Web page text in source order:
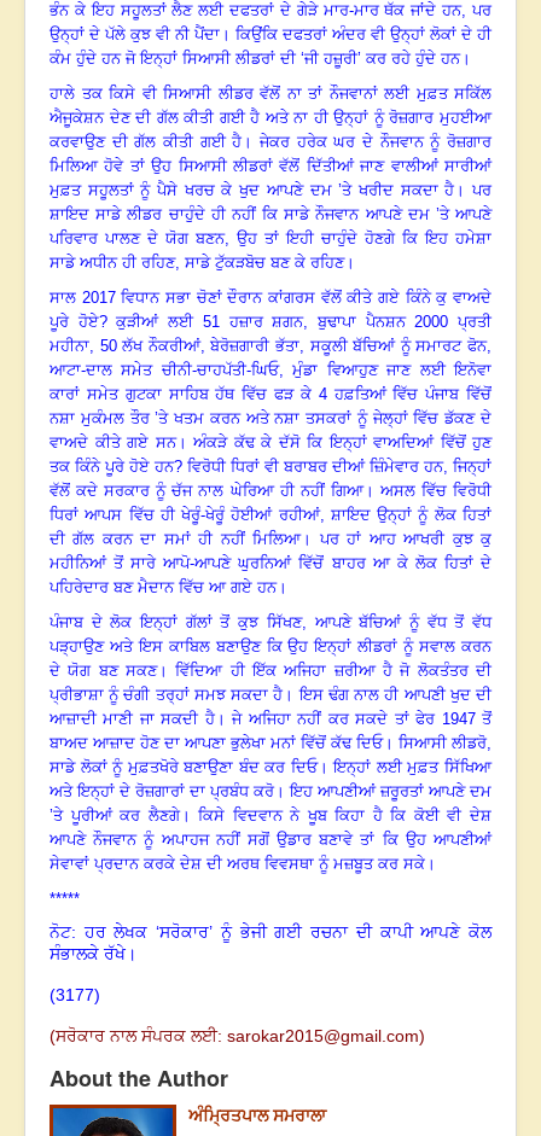
ਭੰਨ ਕੇ ਇਹ ਸਹੂਲਤਾਂ ਲੈਣ ਲਈ ਦਫਤਰਾਂ ਦੇ ਗੇੜੇ ਮਾਰ-ਮਾਰ ਥੱਕ ਜਾਂਦੇ ਹਨ,ਪਰ
ਉਨ੍ਹਾਂ ਦੇ ਪੱਲੇ ਕੁਝ ਵੀ ਨੀ ਪੈਂਦਾ। ਕਿਉਂਕਿ ਦਫਤਰਾਂ ਅੰਦਰ ਵੀ ਉਨ੍ਹਾਂ ਲੋਕਾਂ ਦੇ ਹੀ
ਕੰਮ ਹੁੰਦੇ ਹਨ ਜੋ ਇਨ੍ਹਾਂ ਸਿਆਸੀ ਲੀਡਰਾਂ ਦੀ ‘ਜੀ ਹਜ਼ੂਰੀ’ ਕਰ ਰਹੇ ਹੁੰਦੇ ਹਨ।
ਹਾਲੇ ਤਕ ਕਿਸੇ ਵੀ ਸਿਆਸੀ ਲੀਡਰ ਵੱਲੋਂ ਨਾ ਤਾਂ ਨੌਜਵਾਨਾਂ ਲਈ ਮੁਫ਼ਤ ਸਕਿੱਲ
ਐਜੂਕੇਸ਼ਨ ਦੇਣ ਦੀ ਗੱਲ ਕੀਤੀ ਗਈ ਹੈ ਅਤੇ ਨਾ ਹੀ ਉਨ੍ਹਾਂ ਨੂੰ ਰੋਜ਼ਗਾਰ ਮੁਹਈਆ
ਕਰਵਾਉਣ ਦੀ ਗੱਲ ਕੀਤੀ ਗਈ ਹੈ ।ਜੇਕਰ ਹਰੇਕ ਘਰ ਦੇ ਨੌਜਵਾਨ ਨੂੰ ਰੋਜ਼ਗਾਰ
ਮਿਲਿਆ ਹੋਵੇ ਤਾਂ ਉਹ ਸਿਆਸੀ ਲੀਡਰਾਂ ਵੱਲੋਂ ਦਿੱਤੀਆਂ ਜਾਣ ਵਾਲੀਆਂ ਸਾਰੀਆਂ
ਮੁਫ਼ਤ ਸਹੂਲਤਾਂ ਨੂੰ ਪੈਸੇ ਖਰਚ ਕੇ ਖੁਦ ਆਪਣੇ ਦਮ ’ਤੇ ਖਰੀਦ ਸਕਦਾ ਹੈ ।ਪਰ
ਸ਼ਾਇਦ ਸਾਡੇ ਲੀਡਰ ਚਾਹੁੰਦੇ ਹੀ ਨਹੀਂ ਕਿ ਸਾਡੇ ਨੌਜਵਾਨ ਆਪਣੇ ਦਮ ’ਤੇ ਆਪਣੇ
ਪਰਿਵਾਰ ਪਾਲਣ ਦੇ ਯੋਗ ਬਣਨ, ਉਹ ਤਾਂ ਇਹੀ ਚਾਹੁੰਦੇ ਹੋਣਗੇ ਕਿ ਇਹ ਹਮੇਸ਼ਾ
ਸਾਡੇ ਅਧੀਨ ਹੀ ਰਹਿਣ, ਸਾਡੇ ਟੁੱਕੜਬੋਚ ਬਣ ਕੇ ਰਹਿਣ।
ਸਾਲ 2017ਵਿਧਾਨ ਸਭਾ ਚੋਣਾਂ ਦੌਰਾਨ ਕਾਂਗਰਸ ਵੱਲੋਂ ਕੀਤੇ ਗਏ ਕਿੰਨੇ ਕੁ ਵਾਅਦੇ
ਪੂਰੇ ਹੋਏ?ਕੁੜੀਆਂ ਲਈ 51ਹਜ਼ਾਰ ਸ਼ਗਨ, ਬੁਢਾਪਾ ਪੈਨਸ਼ਨ2000 ਪ੍ਰਤੀ
ਮਹੀਨਾ, 50ਲੱਖ ਨੌਕਰੀਆਂ,ਬੇਰੋਜ਼ਗਾਰੀ ਭੱਤਾ, ਸਕੂਲੀ ਬੱਚਿਆਂ ਨੂੰ ਸਮਾਰਟ ਫੋਨ,
ਆਟਾ-ਦਾਲ ਸਮੇਤ ਚੀਨੀ-ਚਾਹਪੱਤੀ-ਘਿਓ,ਮੁੰਡਾ ਵਿਆਹੁਣ ਜਾਣ ਲਈ ਇਨੋਵਾ
ਕਾਰਾਂ ਸਮੇਤ ਗੁਟਕਾ ਸਾਹਿਬ ਹੱਥ ਵਿੱਚ ਫੜ ਕੇ 4ਹਫ਼ਤਿਆਂ ਵਿੱਚ ਪੰਜਾਬ ਵਿੱਚੋਂ
ਨਸ਼ਾ ਮੁਕੰਮਲ ਤੌਰ ’ਤੇ ਖਤਮ ਕਰਨ ਅਤੇ ਨਸ਼ਾ ਤਸਕਰਾਂ ਨੂੰ ਜੇਲ੍ਹਾਂ ਵਿੱਚ ਡੱਕਣ ਦੇ
ਵਾਅਦੇ ਕੀਤੇ ਗਏ ਸਨ। ਅੰਕੜੇ ਕੱਢ ਕੇ ਦੱਸੋ ਕਿ ਇਨ੍ਹਾਂ ਵਾਅਦਿਆਂ ਵਿੱਚੋਂ ਹੁਣ
ਤਕ ਕਿੰਨੇ ਪੂਰੇ ਹੋਏ ਹਨ? ਵਿਰੋਧੀ ਧਿਰਾਂ ਵੀ ਬਰਾਬਰ ਦੀਆਂ ਜ਼ਿੰਮੇਵਾਰ ਹਨ, ਜਿਨ੍ਹਾਂ
ਵੱਲੋਂ ਕਦੇ ਸਰਕਾਰ ਨੂੰ ਚੱਜ ਨਾਲ ਘੇਰਿਆ ਹੀ ਨਹੀਂ ਗਿਆ। ਅਸਲ ਵਿੱਚ ਵਿਰੋਧੀ
ਧਿਰਾਂ ਆਪਸ ਵਿੱਚ ਹੀ ਖੇਰੂੰ-ਖੇਰੂੰ ਹੋਈਆਂ ਰਹੀਆਂ, ਸ਼ਾਇਦ ਉਨ੍ਹਾਂ ਨੂੰ ਲੋਕ ਹਿਤਾਂ
ਦੀ ਗੱਲ ਕਰਨ ਦਾ ਸਮਾਂ ਹੀ ਨਹੀਂ ਮਿਲਿਆ। ਪਰ ਹਾਂ ਆਹ ਆਖਰੀ ਕੁਝ ਕੁ
ਮਹੀਨਿਆਂ ਤੋਂ ਸਾਰੇ ਆਪੋ-ਆਪਣੇ ਘੁਰਨਿਆਂ ਵਿੱਚੋਂ ਬਾਹਰ ਆ ਕੇ ਲੋਕ ਹਿਤਾਂ ਦੇ
ਪਹਿਰੇਦਾਰ ਬਣ ਮੈਦਾਨ ਵਿੱਚ ਆ ਗਏ ਹਨ।
ਪੰਜਾਬ ਦੇ ਲੋਕ ਇਨ੍ਹਾਂ ਗੱਲਾਂ ਤੋਂ ਕੁਝ ਸਿੱਖਣ, ਆਪਣੇ ਬੱਚਿਆਂ ਨੂੰ ਵੱਧ ਤੋਂ ਵੱਧ
ਪੜ੍ਹਾਉਣ ਅਤੇ ਇਸ ਕਾਬਿਲ ਬਣਾਉਣ ਕਿ ਉਹ ਇਨ੍ਹਾਂ ਲੀਡਰਾਂ ਨੂੰ ਸਵਾਲ ਕਰਨ
ਦੇ ਯੋਗ ਬਣ ਸਕਣ। ਵਿੱਦਿਆ ਹੀ ਇੱਕ ਅਜਿਹਾ ਜ਼ਰੀਆ ਹੈ ਜੋ ਲੋਕਤੰਤਰ ਦੀ
ਪ੍ਰੀਭਾਸ਼ਾ ਨੂੰ ਚੰਗੀ ਤਰ੍ਹਾਂ ਸਮਝ ਸਕਦਾ ਹੈ ।ਇਸ ਢੰਗ ਨਾਲ ਹੀ ਆਪਣੀ ਖੁਦ ਦੀ
ਆਜ਼ਾਦੀ ਮਾਣੀ ਜਾ ਸਕਦੀ ਹੈ। ਜੇ ਅਜਿਹਾ ਨਹੀਂ ਕਰ ਸਕਦੇ ਤਾਂ ਫੇਰ 1947ਤੋਂ
ਬਾਅਦ ਆਜ਼ਾਦ ਹੋਣ ਦਾ ਆਪਣਾ ਭੁਲੇਖਾ ਮਨਾਂ ਵਿੱਚੋਂ ਕੱਢ ਦਿਓ। ਸਿਆਸੀ ਲੀਡਰੋ,
ਸਾਡੇ ਲੋਕਾਂ ਨੂੰ ਮੁਫ਼ਤਖੋਰੇ ਬਣਾਉਣਾ ਬੰਦ ਕਰ ਦਿਓ। ਇਨ੍ਹਾਂ ਲਈ ਮੁਫ਼ਤ ਸਿੱਖਿਆ
ਅਤੇ ਇਨ੍ਹਾਂ ਦੇ ਰੋਜ਼ਗਾਰਾਂ ਦਾ ਪ੍ਰਬੰਧ ਕਰੋ। ਇਹ ਆਪਣੀਆਂ ਜ਼ਰੂਰਤਾਂ ਆਪਣੇ ਦਮ
’ਤੇ ਪੂਰੀਆਂ ਕਰ ਲੈਣਗੇ। ਕਿਸੇ ਵਿਦਵਾਨ ਨੇ ਖੂਬ ਕਿਹਾ ਹੈ ਕਿ ਕੋਈ ਵੀ ਦੇਸ਼
ਆਪਣੇ ਨੌਜਵਾਨ ਨੂੰ ਅਪਾਹਜ ਨਹੀਂ ਸਗੋਂ ਉਡਾਰ ਬਣਾਵੇ ਤਾਂ ਕਿ ਉਹ ਆਪਣੀਆਂ
ਸੇਵਾਵਾਂ ਪ੍ਰਦਾਨ ਕਰਕੇ ਦੇਸ਼ ਦੀ ਅਰਥ ਵਿਵਸਥਾ ਨੂੰ ਮਜ਼ਬੂਤ ਕਰ ਸਕੇ ।
*****
ਨੋਟ: ਹਰ ਲੇਖਕ ‘ਸਰੋਕਾਰ’ ਨੂੰ ਭੇਜੀ ਗਈ ਰਚਨਾ ਦੀ ਕਾਪੀ ਆਪਣੇ ਕੋਲ
ਸੰਭਾਲਕੇ ਰੱਖੇ।
(3177)
(ਸਰੋਕਾਰ ਨਾਲ ਸੰਪਰਕ ਲਈ: sarokar2015@gmail.com)
About the Author
ਅੰਮ੍ਰਿਤਪਾਲ ਸਮਰਾਲਾ